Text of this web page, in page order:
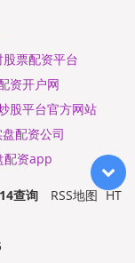
票配资平台
资开户网
股平台官方网站
配资公司
配资app
查询 RSS地图 HT